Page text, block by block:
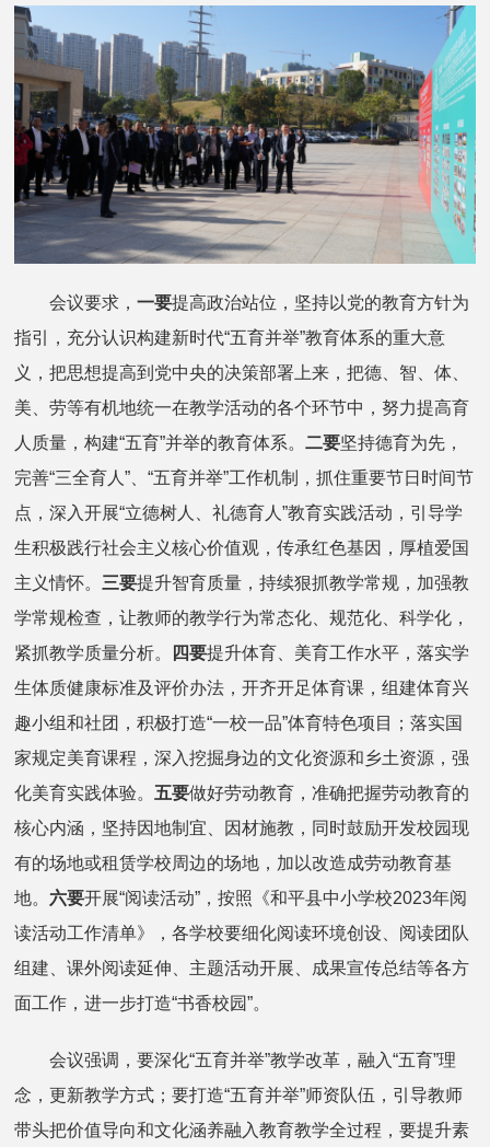
会议要求，一要提高政治站位，坚持以党的教育方针为
指引，充分认识构建新时代“五育并举”教育体系的重大意
义，把思想提高到党中央的决策部署上来，把德、智、体、
美、劳等有机地统一在教学活动的各个环节中，努力提高育
人质量，构建“五育”并举的教育体系。二要坚持德育为先，
完善“三全育人”、“五育并举”工作机制，抓住重要节日时间节
点，深入开展“立德树人、礼德育人”教育实践活动，引导学
生积极践行社会主义核心价值观，传承红色基因，厚植爱国
主义情怀。三要提升智育质量，持续狠抓教学常规，加强教
学常规检查，让教师的教学行为常态化、规范化、科学化，
紧抓教学质量分析。
四要提升体育、美育工作水平，落实学
生体质健康标准及评价办法，开齐开足体育课，组建体育兴
趣小组和社团，积极打造“一校一品”体育特色项目；落实国
家规定美育课程，深入挖掘身边的文化资源和乡土资源，强
化美育实践体验。五要做好劳动教育，准确把握劳动教育的
核心内涵，坚持因地制宜、因材施教，同时鼓励开发校园现
有的场地或租赁学校周边的场地，加以改造成劳动教育基
地。 六要开展“阅读活动”，按照《和平县中小学校2023年阅
读活动工作清单》，各学校要细化阅读环境创设、阅读团队
组建、课外阅读延伸、主题活动开展、成果宣传总结等各方
面工作，进一步打造“书香校园”。
会议强调，要深化“五育并举”教学改革，融入“五育”理
念，更新教学方式；要打造“五育并举”师资队伍，引导教师
带头把价值导向和文化涵养融入教育教学全过程，要提升素